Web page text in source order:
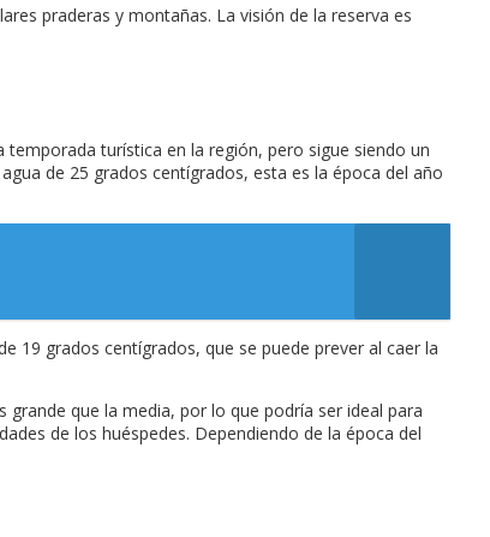
praderas y montañas. La visión de la reserva es
turística en la región, pero sigue siendo un
de 25 grados centígrados, esta es la época del año
19 grados centígrados, que se puede prever al caer la
que la media, por lo que podría ser ideal para
de los huéspedes. Dependiendo de la época del